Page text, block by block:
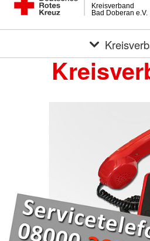
Bad Doberan e.V.
Kreisverband